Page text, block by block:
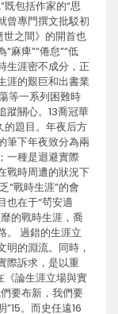
既包括作家的“思
曾專門撰文批駁初
世之間》的開首也
麻痺”“倦怠”“低
生涯密不成分，正
涯的艱巨和出書業
等一系列困難時
蹤關心。13喬冠華
的題目。年夜后方
筆下年夜致分為兩
一種是迴避實際
戰時周遭的狀況下
“戰時生涯”的會
也在于“茍安適
的戰時生涯，喬
。 過錯的生涯立
明的淵流。同時，
際訴求，是以重
《論生涯立場與實
要布新，我們要
。而史任遠16